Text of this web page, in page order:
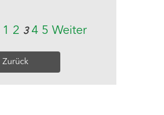
1 2 3 4 5 Weiter
Zurück